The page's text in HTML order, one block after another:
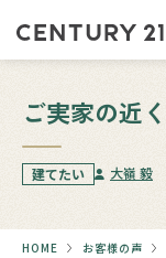
ご実家の近
建てたい 大嶺 毅
HOME お客様の声